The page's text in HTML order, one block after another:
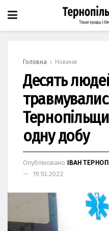
Головна Новини
Десять
одну добу
Опубліковано ІВАН
19.10.2022